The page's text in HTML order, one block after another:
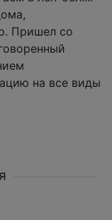
Пришел со
на все виды